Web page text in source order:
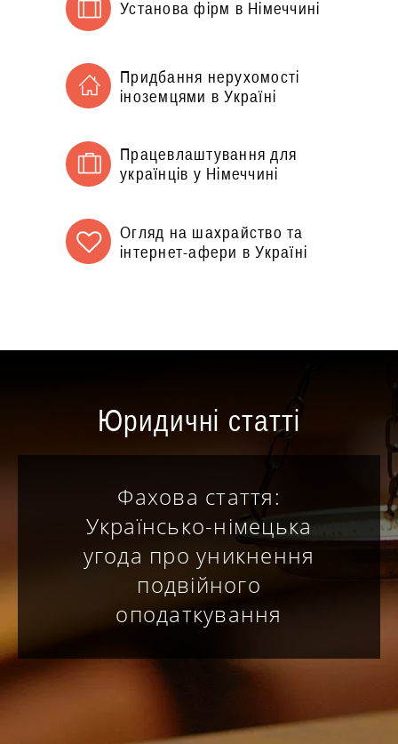
Установа фірм в Німеччині
Придбання нерухомості
іноземцями в Україні
Працевлаштування для
українців у Німеччині
Огляд на шахрайство та
інтернет-афери в Україні
Юридичні статті
Фахова стаття:
Українсько-німецька
угода про уникнення
подвійного
оподаткування